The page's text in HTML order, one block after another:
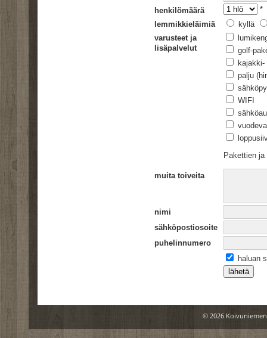
henkilömäärä
*
lemmikkieläimiä
kyllä
varusteet ja
lisäpalvelut
golf-
kajakki-
palju
WIFI
Pakettien
muita toiveita
nimi
sähköpostiosoite
puhelinnumero
haluan
© 2026